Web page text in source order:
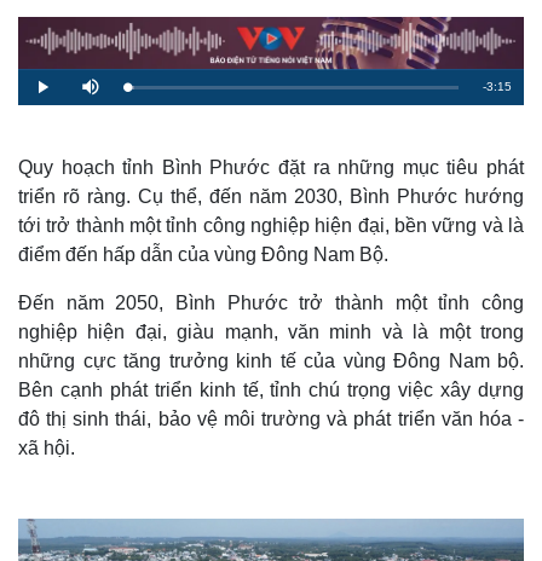
P
l
M
u
L
o
:
2
%
R
a
i
n
T
e
-3:15
Quy hoạch tỉnh Bình Phước đặt ra những mục tiêu phát
triển rõ ràng. Cụ thể, đến năm 2030, Bình Phước hướng
tới trở thành một tỉnh công nghiệp hiện đại, bền vững và là
điểm đến hấp dẫn của vùng Đông Nam Bộ.
Đến năm 2050, Bình Phước trở thành một tỉnh công
nghiệp hiện đại, giàu mạnh, văn minh và là một trong
những cực tăng trưởng kinh tế của vùng Đông Nam bộ.
Bên cạnh phát triển kinh tế, tỉnh chú trọng việc xây dựng
đô thị sinh thái, bảo vệ môi trường và phát triển văn hóa -
xã hội.